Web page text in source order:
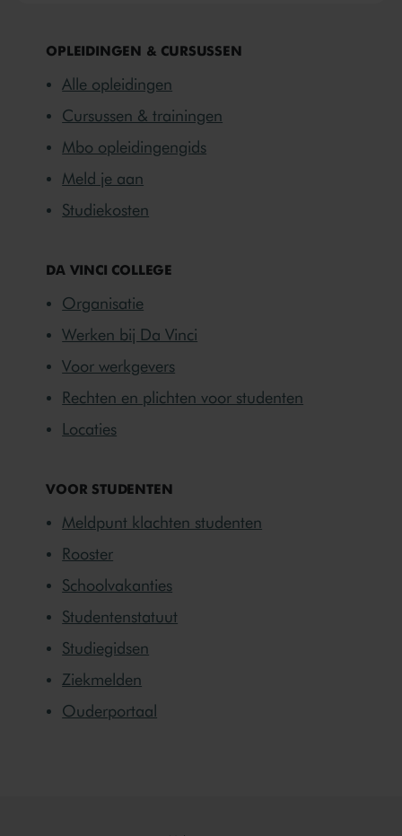
OPLEIDINGEN & CURSUSSEN
Alle opleidingen
Cursussen & trainingen
Mbo opleidingengids
Meld je aan
Studiekosten
DA VINCI COLLEGE
Organisatie
Werken bij Da Vinci
Voor werkgevers
Rechten en plichten voor studenten
Locaties
VOOR STUDENTEN
Meldpunt klachten studenten
Rooster
Schoolvakanties
Studentenstatuut
Studiegidsen
Ziekmelden
Ouderportaal